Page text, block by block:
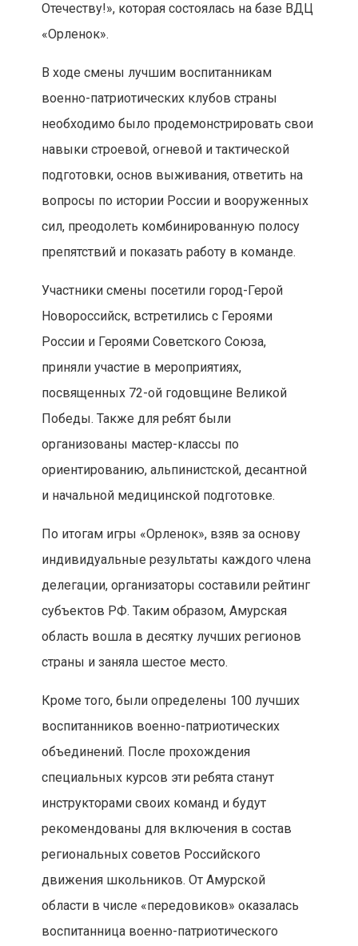
Отечеству!», которая состоялась на базе ВДЦ
«Орленок».
В ходе смены лучшим воспитанникам
военно-патриотических клубов страны
необходимо было продемонстрировать свои
навыки строевой, огневой и тактической
подготовки, основ выживания, ответить на
вопросы по истории России и вооруженных
сил, преодолеть комбинированную полосу
препятствий и показать работу в команде.
Участники смены посетили город-Герой
Новороссийск, встретились с Героями
России и Героями Советского Союза,
приняли участие в мероприятиях,
посвященных 72-ой годовщине Великой
Победы. Также для ребят были
организованы мастер-классы по
ориентированию, альпинистской, десантной
и начальной медицинской подготовке.
По итогам игры «Орленок», взяв за основу
индивидуальные результаты каждого члена
делегации, организаторы составили рейтинг
субъектов РФ. Таким образом, Амурская
область вошла в десятку лучших регионов
страны и заняла шестое место.
Кроме того, были определены 100 лучших
воспитанников военно-патриотических
объединений. После прохождения
специальных курсов эти ребята станут
инструкторами своих команд и будут
рекомендованы для включения в состав
региональных советов Российского
движения школьников. От Амурской
области в числе «передовиков» оказалась
воспитанница военно-патриотического